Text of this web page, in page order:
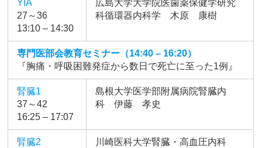
YIA
27～36
13:10 – 14:30
広島大学大学院医歯薬保健学研究
科循環器内科学 木原 康樹
専門医部会教育セミナー（14:40 – 16:20）
『胸痛・呼吸困難発症から数日で死亡に至った1例』
腎臓1
37～42
16:25 – 17:07
島根大学医学部附属病院腎臓内
科 伊藤 孝史
腎臓2
川崎医科大学腎臓・高血圧内科